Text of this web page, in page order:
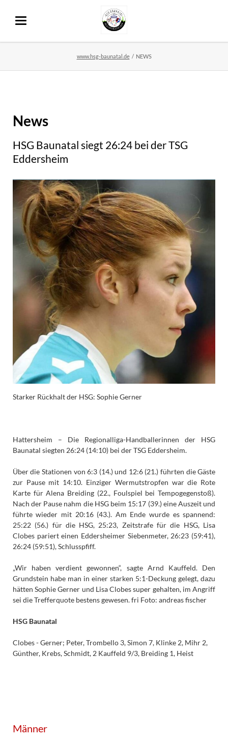
www.hsg-baunatal.de NEWS
News
HSG Baunatal siegt 26:24 bei der TSG
Eddersheim
Starker Rückhalt der HSG: Sophie Gerner
Hattersheim – Die Regionalliga-Handballerinnen der HSG
Baunatal siegten 26:24 (14:10) bei der TSG Eddersheim.
Über die Stationen von 6:3 (14.) und 12:6 (21.) führten die Gäste
zur Pause mit 14:10. Einziger Wermutstropfen war die Rote
Karte für Alena Breiding (22., Foulspiel bei Tempogegenstoß).
Nach der Pause nahm die HSG beim 15:17 (39.) eine Auszeit und
führte wieder mit 20:16 (43.). Am Ende wurde es spannend:
25:22 (56.) für die HSG, 25:23, Zeitstrafe für die HSG, Lisa
Clobes pariert einen Eddersheimer Siebenmeter, 26:23 (59:41),
26:24 (59:51), Schlusspfiff.
„Wir haben verdient gewonnen“, sagte Arnd Kauffeld. Den
Grundstein habe man in einer starken 5:1-Deckung gelegt, dazu
hätten Sophie Gerner und Lisa Clobes super gehalten, im Angriff
sei die Trefferquote bestens gewesen. fri Foto: andreas fischer
HSG Baunatal
Clobes - Gerner; Peter, Trombello 3, Simon 7, Klinke 2, Mihr 2,
Günther, Krebs, Schmidt, 2 Kauffeld 9/3, Breiding 1, Heist
Männer